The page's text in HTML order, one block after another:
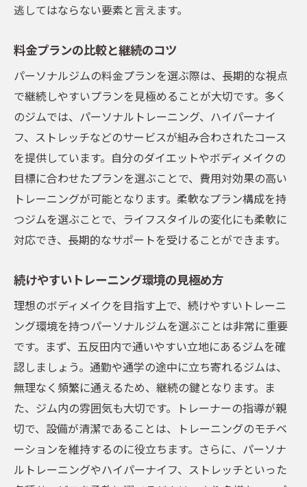
逃してはならない要素と言えます。
料金プランの比較と継続のコツ
パーソナルジムの料金プランを選ぶ際は、長期的な視点
で継続しやすいプランを見極めることが大切です。多く
のジムでは、パーソナルトレーニング、ハイパーナイ
フ、ストレッチなどのサービスが組み合わされたコース
を提供しています。自分のダイエットやボディメイクの
目標に合わせたプランを選ぶことで、費用対効果の高い
トレーニングが可能となります。柔軟なプラン構成を持
つジムを選ぶことで、ライフスタイルの変化にも柔軟に
対応でき、長期的なサポートを受けることができます。
続けやすいトレーニング環境の見極め方
理想のボディメイクを目指す上で、続けやすいトレーニ
ング環境を持つパーソナルジムを選ぶことは非常に重要
です。まず、五反田内で通いやすい立地にあるジムを確
認しましょう。通勤や通学の途中に立ち寄れるジムは、
無理なく頻繁に通えるため、継続の鍵となります。ま
た、ジム内の雰囲気も大切です。トレーナーの指導が親
切で、設備が清潔であることは、トレーニングのモチベ
ーションを維持するのに役立ちます。さらに、パーソナ
ルトレーニングやハイパーナイフ、ストレッチといった